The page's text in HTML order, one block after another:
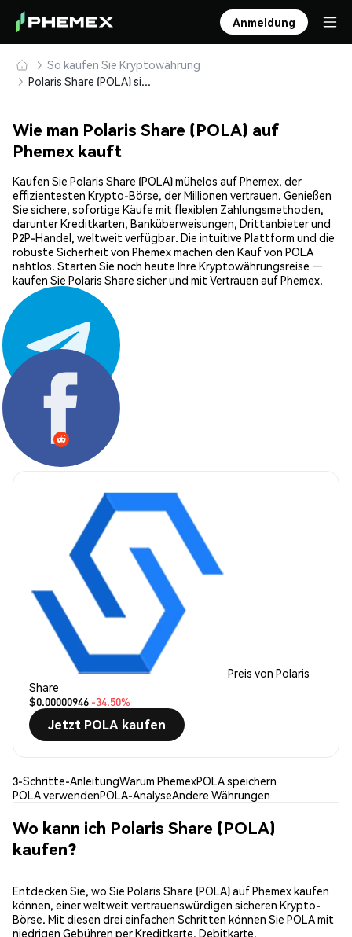
Anmeldung
So kaufen Sie Kryptowährung
Polaris Share (POLA) sicher kaufen und speichern
Wie man Polaris Share (POLA) auf
Phemex kauft
Kaufen Sie Polaris Share (POLA) mühelos auf Phemex, der
effizientesten Krypto-Börse, der Millionen vertrauen. Genießen
Sie sichere, sofortige Käufe mit flexiblen Zahlungsmethoden,
darunter Kreditkarten, Banküberweisungen, Drittanbieter und
P2P-Handel, weltweit verfügbar. Die intuitive Plattform und die
robuste Sicherheit von Phemex machen den Kauf von POLA
nahtlos. Starten Sie noch heute Ihre Kryptowährungsreise —
kaufen Sie Polaris Share sicher und mit Vertrauen auf Phemex.
Teilen:
Preis von Polaris
Share
$0.00000946 -34.50%
Jetzt POLA kaufen
3-Schritte-AnleitungWarum PhemexPOLA speichern
POLA verwendenPOLA-AnalyseAndere Währungen
Wo kann ich Polaris Share (POLA)
kaufen?
Entdecken Sie, wo Sie Polaris Share (POLA) auf Phemex kaufen
können, einer weltweit vertrauenswürdigen sicheren Krypto-
Börse. Mit diesen drei einfachen Schritten können Sie POLA mit
niedrigen Gebühren per Kreditkarte, Debitkarte,